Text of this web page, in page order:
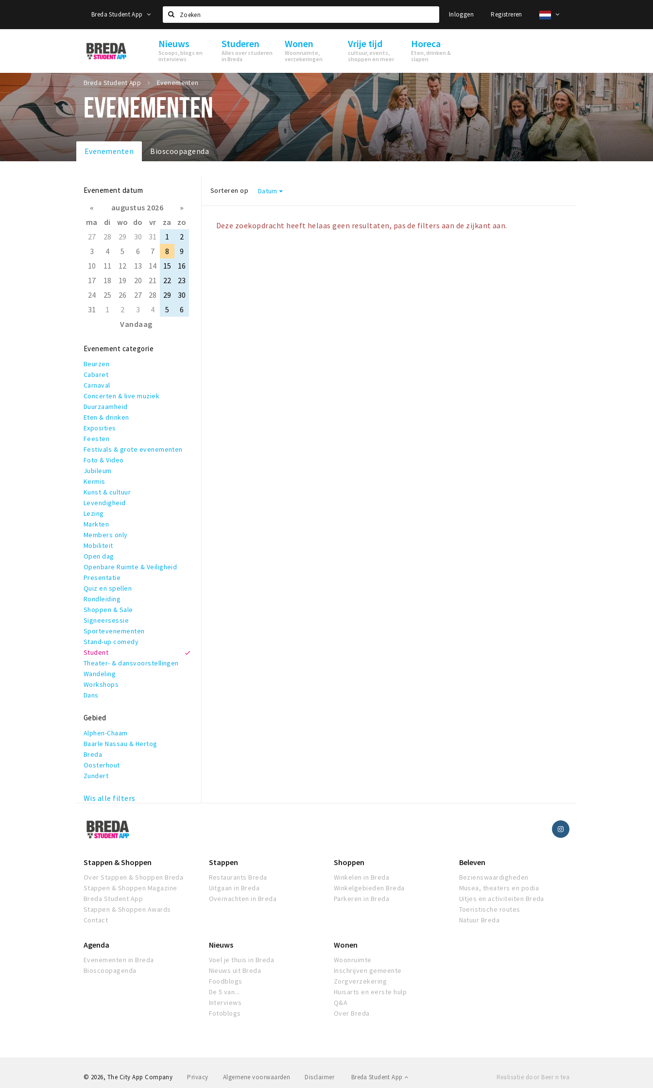
Breda Student App
Zoeken
Inloggen Registreren
Breda
Student
Nieuws
Scoops, blogs en
interviews
Studeren
Alles over studeren
in Breda
Wonen
Woonruimte,
verzekeringen
Vrije tijd
cultuur, events,
shoppen en meer
Horeca
Eten, drinken &
slapen
Breda Student App Evenementen
EVENEMENTEN
Evenementen Bioscoopagenda
Evenement datum
« augustus 2026
»
ma
di wo do vr za
zo
27
28 29 30 31 1
2
3
4 5 6 7 8
9
10
11 12 13 14 15
16
17
18 19 20 21 22
23
24
25 26 27 28 29
30
31
1 2 3 4 5
6
Vandaag
Evenement categorie
Beurzen
Cabaret
Carnaval
Concerten & live muziek
Duurzaamheid
Eten & drinken
Exposities
Feesten
Festivals & grote evenementen
Foto & Video
Jubileum
Kermis
Kunst & cultuur
Levendigheid
Lezing
Markten
Members only
Mobiliteit
Open dag
Openbare Ruimte & Veiligheid
Presentatie
Quiz en spellen
Rondleiding
Shoppen & Sale
Signeersessie
Sportevenementen
Stand-up comedy
Student
Theater- & dansvoorstellingen
Wandeling
Workshops
Dans
Gebied
Alphen-Chaam
Baarle Nassau & Hertog
Breda
Oosterhout
Zundert
Wis alle filters
Sorteren op Datum
Deze zoekopdracht heeft helaas geen resultaten, pas de filters aan de zijkant aan.
Breda
Student
App
Stappen & Shoppen
Over Stappen & Shoppen Breda
Stappen & Shoppen Magazine
Breda Student App
Stappen & Shoppen Awards
Contact
Stappen
Restaurants Breda
Uitgaan in Breda
Overnachten in Breda
Shoppen
Winkelen in Breda
Winkelgebieden Breda
Parkeren in Breda
Beleven
Bezienswaardigheden
Musea, theaters en podia
Uitjes en activiteiten Breda
Toeristische routes
Natuur Breda
Agenda
Evenementen in Breda
Bioscoopagenda
Nieuws
Voel je thuis in Breda
Nieuws uit Breda
Foodblogs
De 5 van...
Interviews
Fotoblogs
Wonen
Woonruimte
Inschrijven gemeente
Zorgverzekering
Huisarts en eerste hulp
Q&A
Over Breda
Privacy Algemene voorwaarden Disclaimer Breda Student App
© 2026, The City App Company Realisatie door Beer n tea